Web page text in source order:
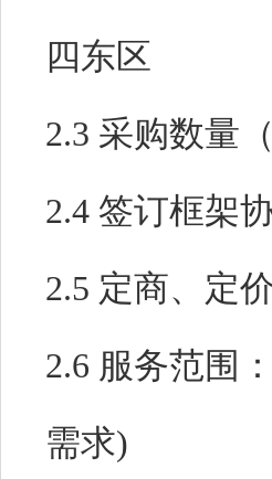
四东区
2.3 采购数量
2.4 签订框架
2.5 定商、定价
2.6 服务范围：
需求)